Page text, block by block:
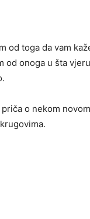
od toga da vam
od onoga u šta
priča o nekom